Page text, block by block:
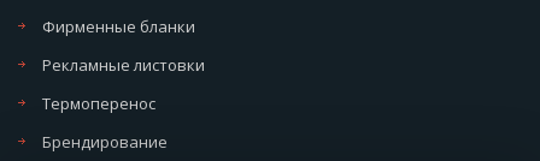
Фирменные бланки
Рекламные листовки
Термоперенос
Брендирование